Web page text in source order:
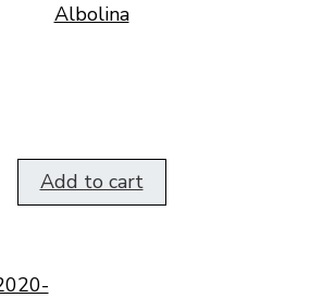
Albolina
Add to cart